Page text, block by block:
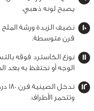
يصبح لونه ذهبي.
نضيف الزبدة ورشة
فرن متوسطة.
نوزع الكاسترد فوقه
الوجه أو نحتفظ به بعد
وتتحمر الأطراف.